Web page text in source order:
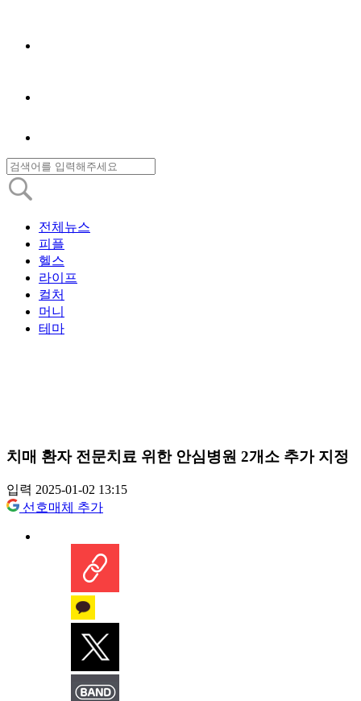
전체뉴스
피플
헬스
라이프
컬처
머니
테마
치매 환자 전문치료 위한 안심병원 2개소 추가 지정
입력 2025-01-02 13:15
선호매체 추가